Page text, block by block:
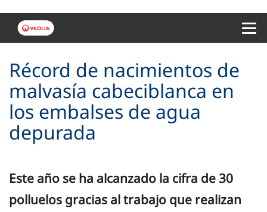
Récord de nacimientos de
malvasía cabeciblanca en
los embalses de agua
depurada
Este año se ha alcanzado la cifra de 30
polluelos gracias al trabajo que realizan